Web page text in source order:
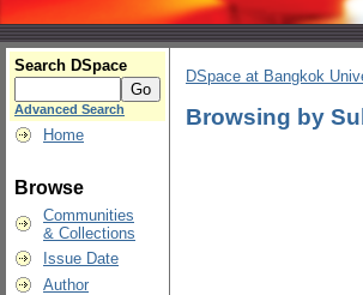
Search DSpace
Advanced Search
Home
Browse
Communities
& Collections
Issue Date
Author
DSpace at Bangkok
Browsing by